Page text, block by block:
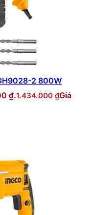
2 800W
₫.1.434.000 ₫Giá